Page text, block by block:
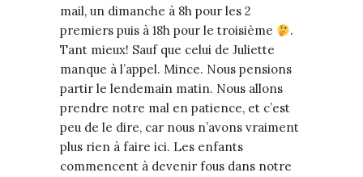
mail, un dimanche à 8h pour les 2
premiers puis à 18h pour le troisième
.
Tant mieux! Sauf que celui de Juliette
manque à l’appel. Mince. Nous pensions
partir le lendemain matin. Nous allons
prendre notre mal en patience, et c’est
peu de le dire, car nous n’avons vraiment
plus rien à faire ici. Les enfants
commencent à devenir fous dans notre